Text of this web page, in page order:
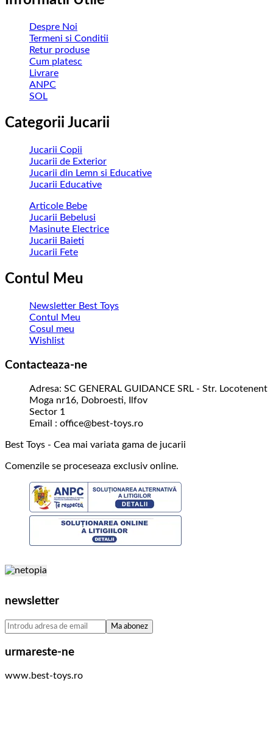
Despre Noi
Termeni si Conditii
Retur produse
Cum platesc
Livrare
ANPC
SOL
Categorii Jucarii
Jucarii Copii
Jucarii de Exterior
Jucarii din Lemn si Educative
Jucarii Educative
Articole Bebe
Jucarii Bebelusi
Masinute Electrice
Jucarii Baieti
Jucarii Fete
Contul Meu
Newsletter Best Toys
Contul Meu
Cosul meu
Wishlist
Contacteaza-ne
Adresa: SC GENERAL GUIDANCE SRL - Str. Locotenent
Moga nr16, Dobroesti, Ilfov
Sector 1
Email : office@best-toys.ro
Best Toys - Cea mai variata gama de jucarii
Comenzile se proceseaza exclusiv online.
newsletter
urmareste-ne
www.best-toys.ro